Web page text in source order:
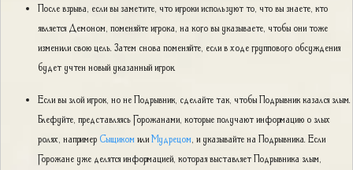
После взрыва, если вы заметите, что игроки используют то, что вы знаете, кто
является Демоном, поменяйте игрока, на кого вы указываете, чтобы они тоже
изменили свою цель. Затем снова поменяйте, если в ходе группового обсуждения
будет учтен новый указанный игрок.
Если вы злой игрок, но не Подрывник, сделайте так, чтобы Подрывник казался злым.
Блефуйте, представляясь Горожанами, которые получают информацию о злых
ролях, например СыщикомилиМудрецом , и указывайте на Подрывника. Если
Горожане уже делятся информацией, которая выставляет Подрывника злым,